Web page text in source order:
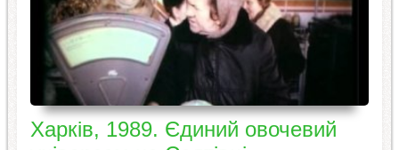
Харків, 1989. Єдиний овочевий